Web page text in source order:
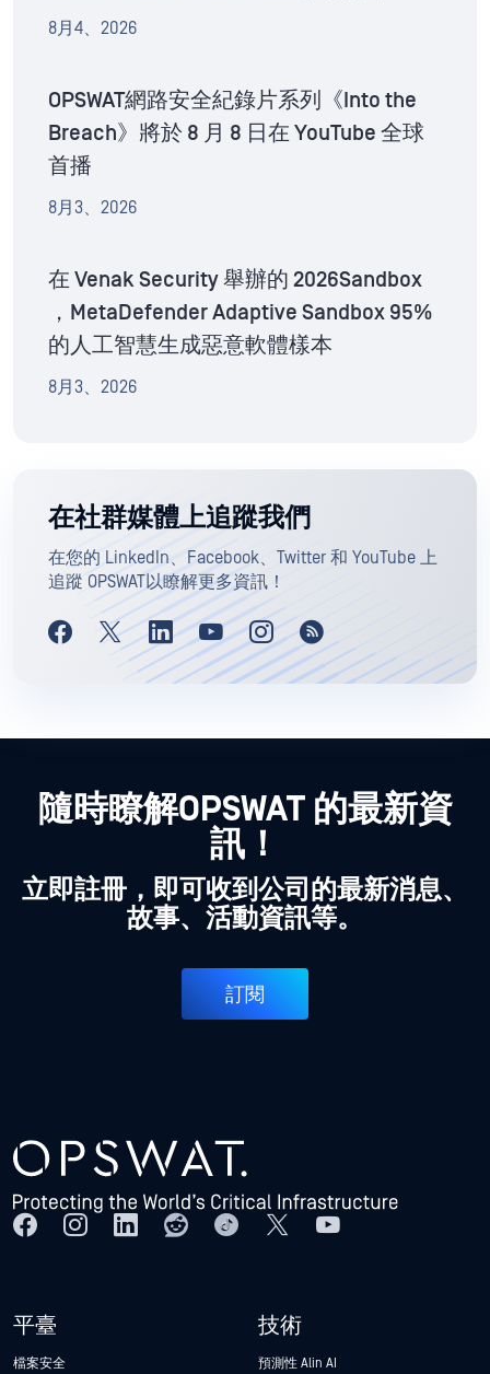
8月4、2026
OPSWAT網路安全紀錄片系列《Into the
Breach》將於 8 月 8 日在 YouTube 全球
首播
8月3、2026
在 Venak Security 舉辦的 2026Sandbox
，MetaDefender Adaptive Sandbox 95%
的人工智慧生成惡意軟體樣本
8月3、2026
在社群媒體上追蹤我們
在您的 LinkedIn、Facebook、Twitter 和 YouTube 上
追蹤 OPSWAT以瞭解更多資訊！
隨時瞭解OPSWAT 的最新資
訊！
立即註冊，即可收到公司的最新消息、
故事、活動資訊等。
訂閱
平臺
檔案安全
技術
預測性 Alin AI